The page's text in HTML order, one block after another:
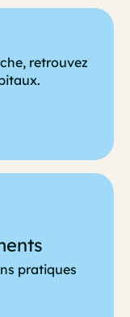
retrouvez
pratiques